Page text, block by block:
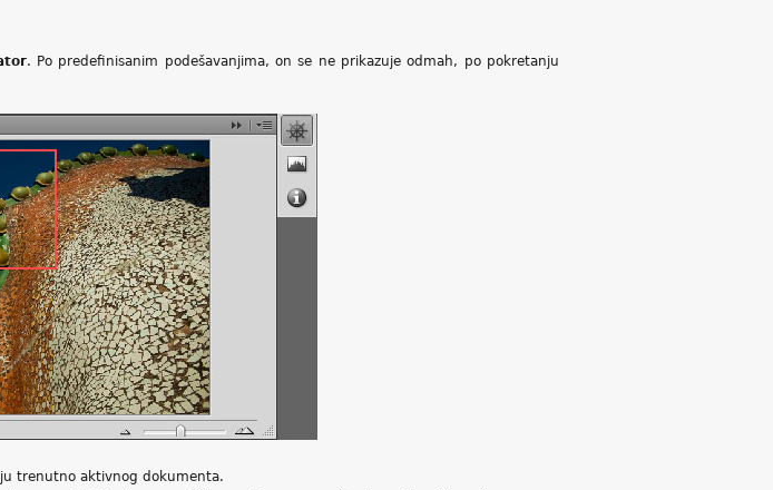
. Po predefinisanim podešavanjima, on se ne prikazuje odmah, po pokretanju
trenutno aktivnog dokumenta.